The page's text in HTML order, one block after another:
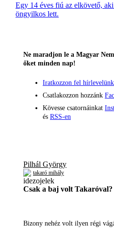
Egy 14 éves fiú az elkövető,
öngyilkos lett.
Ne maradjon le a Magyar
őket minden nap!
Iratkozzon fel
Csatlakozzon hozzánk
Kövesse csatornáinkat
és RSS-en
Pilhál György
takaró mihály
Csak a baj volt Takaróval?
Bizony nehéz volt ilyen régi